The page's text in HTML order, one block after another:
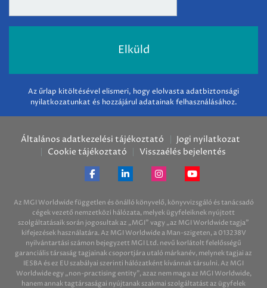
Az űrlap kitöltésével elismeri, hogy elolvasta adatbiztonsági
nyilatkozatunkat és hozzájárul adatainak felhasználásához.
Általános adatkezelési tájékoztató
Jogi nyilatkozat
Cookie tájékoztató
Visszaélés bejelentés
Az MGI Worldwide független és önálló könyvelő, könyvvizsgáló és tanácsadó
cégek vezető nemzetközi hálózata, melyek ügyfeleiknek nyújtott
szolgáltatásaik során jogosultak az „MGI” vagy „az MGI Worldwide tagja”
kifejezések használatára. Az MGI Worldwide a Man-szigeten, a 013238V
nyilvántartási számon bejegyzett MGI Ltd. nevű korlátolt felelősségű
garanciális társaság tagjainak csoportjára utaló márkanév, melynek tagjai az
IESBA és ez EU szabályai szerinti hálózatként kívánnak társulni. Az MGI
Worldwide egy „non-practising entity”, azaz nem maga az MGI Worldwide,
hanem annak tagtársaságai nyújtanak szakmai szolgáltatást az ügyfelek